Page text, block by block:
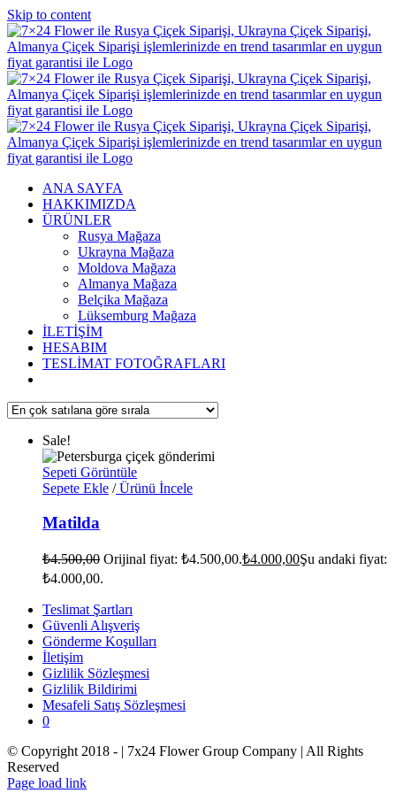
Skip to content
ANA SAYFA
HAKKIMIZDA
ÜRÜNLER
Rusya Mağaza
Ukrayna Mağaza
Moldova Mağaza
Almanya Mağaza
Belçika Mağaza
Lüksemburg Mağaza
İLETİŞİM
HESABIM
TESLİMAT FOTOĞRAFLARI
Sale!
Sepeti Görüntüle
Sepete Ekle /Ürünü İncele
Matilda
₺4.500,00 Orijinal fiyat: ₺4.500,00.₺4.000,00Şu andaki fiyat:
₺4.000,00.
Teslimat Şartları
Güvenli Alışveriş
Gönderme Koşulları
İletişim
Gizlilik Sözleşmesi
Gizlilik Bildirimi
Mesafeli Satış Sözleşmesi
0
© Copyright 2018 - | 7x24 Flower Group Company | All Rights
Reserved
Page load link